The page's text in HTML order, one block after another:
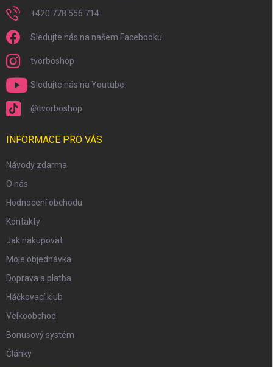
+420 778 556 714
Sledujte nás na našem Facebooku
tvorboshop
Sledujte nás na Youtube
@tvorboshop
INFORMACE PRO VÁS
Návody zdarma
O nás
Hodnocení obchodu
Kontakty
Jak nakupovat
Moje objednávka
Doprava a platba
Háčkovací klub
Velkoobchod
Bonusový systém
Články